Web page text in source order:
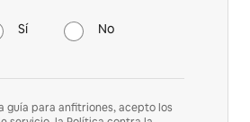
Sí No
guía para anfitriones, acepto los